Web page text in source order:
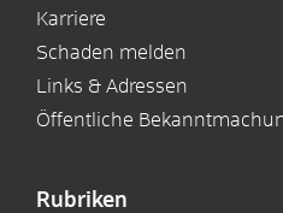
Karriere
Schaden melden
Links & Adressen
Öffentliche
Rubriken